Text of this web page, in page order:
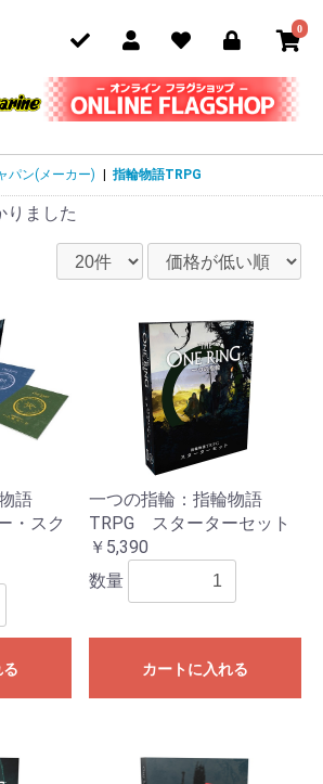
0
パン(メーカー) 指輪物語TRPG
りました
語
・スク
一つの指輪：指輪物語
TRPG スターターセット
￥5,390
数量
カートに入れる